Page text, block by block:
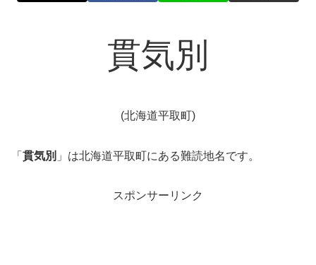
貫気別
(北海道平取町)
「 貫気別 」は北海道平取町にある難読地名です。
スポンサーリンク